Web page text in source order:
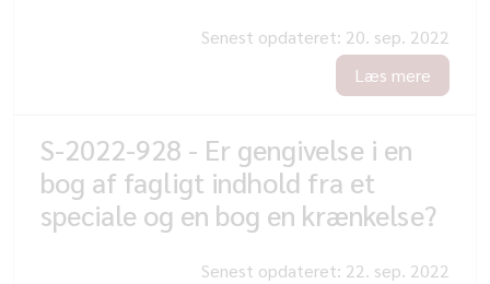
Senest opdateret: 20. sep. 2022
Læs mere
S-2022-928 - Er gengivelse i en
bog af fagligt indhold fra et
speciale og en bog en krænkelse?
Senest opdateret: 22. sep. 2022